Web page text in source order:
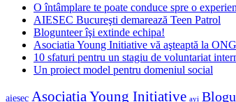
O întâmplare te poate conduce spre o
AIESEC Bucureşti demarează Teen Patrol
Blogunteer îşi extinde echipa!
Asociatia Young Initiative vă aşteaptă la
10 sfaturi pentru un stagiu de voluntariat
Un proiect model pentru domeniul social
aiesec Asociatia Young Initiative ayi